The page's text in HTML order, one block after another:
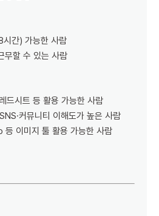
간) 가능한 사람
무할 수 있는 사람
시트 등 활용 가능한 사람
커뮤니티 이해도가 높은 사람
이미지 툴 활용 가능한 사람